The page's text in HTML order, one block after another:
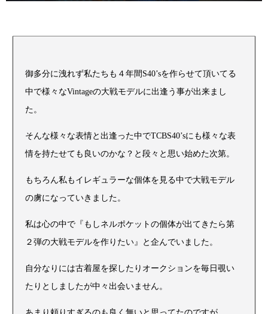
御多分に洩れず私たちも４年間S40’sを作らせて頂いてる
中で様々なVintageの大戦モデルに出逢う事が出来まし
た。
そんな様々な表情と出逢った中でTCBS40’sにも様々な表
情を持たせても良いのかな？と段々と思い始めた次第。
もちろん私もイレギュラーな個体を見る中で大戦モデル
の虜になっていきました。
私は心の中で『もしネルポケットの個体が出てきたら第
２弾の大戦モデルを作りたい』と企んでいました。
自分なりには古着屋を探したりオークションを毎日覗い
たりとしましたが中々出会いません。